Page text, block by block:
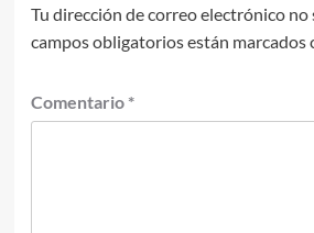
Tu dirección de correo electrónico no
campos obligatorios están marcados
Comentario *